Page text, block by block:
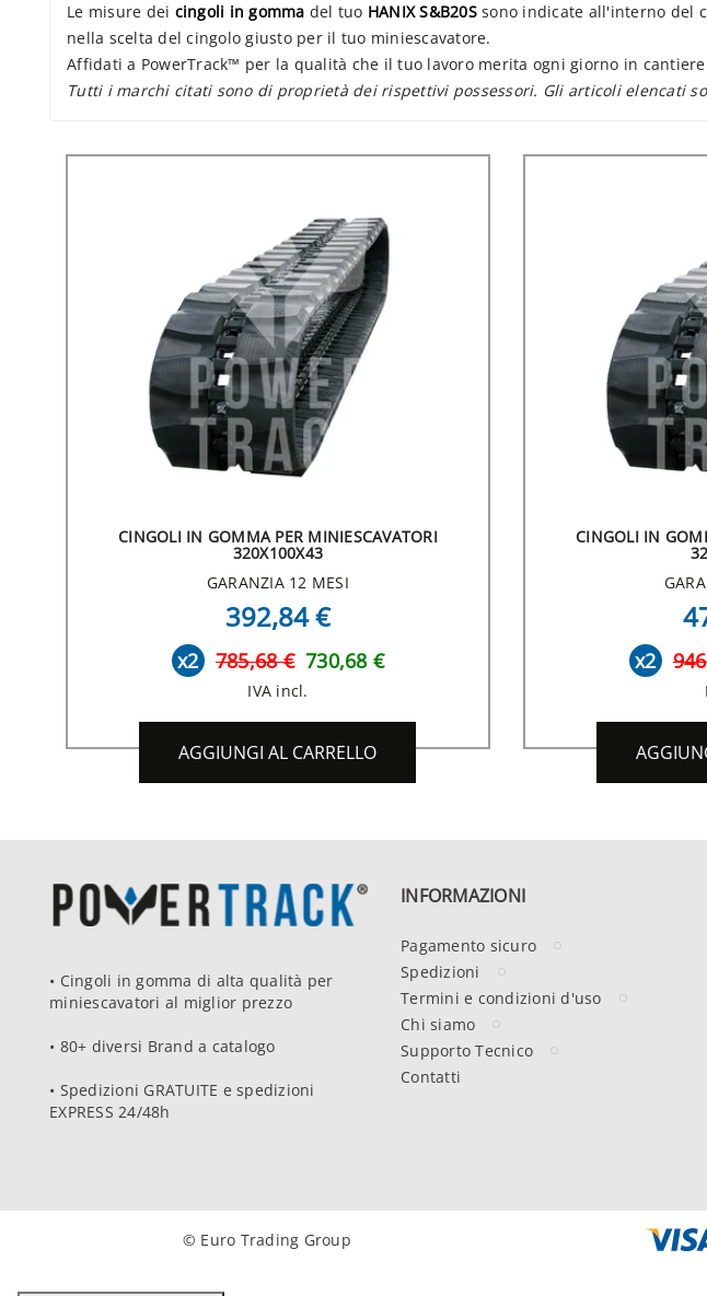
Le misure dei cingoli in gomma del tuo HANIX S&B20Ssono indicate all'interno del
nella scelta del cingolo giusto per il tuo miniescavatore.
Affidati a PowerTrack™ per la qualità che il tuo lavoro merita ogni giorno in
Tutti i marchi citati sono di proprietà dei rispettivi possessori. Gli articoli elencati
CINGOLI IN GOMMA PER MINIESCAVATORI
320X100X43
GARANZIA 12 MESI
392,84 €
x2 785,68 € 730,68 €
IVA incl.
AGGIUNGI AL CARRELLO
CINGOLI IN
x2
• Cingoli in gomma di alta qualità per
miniescavatori al miglior prezzo
• 80+ diversi Brand a catalogo
• Spedizioni GRATUITE e spedizioni
EXPRESS 24/48h
INFORMAZIONI
Pagamento sicuro
Spedizioni
Termini e condizioni d'uso
Chi siamo
Supporto Tecnico
Contatti
© Euro Trading Group